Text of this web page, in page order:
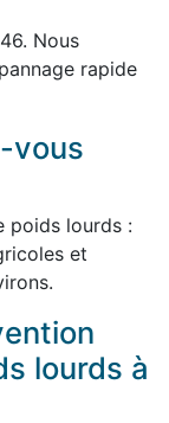
Nous
rapide
vous
poids lourds :
et
lourds à